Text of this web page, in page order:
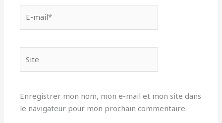
mail*
Enregistrer mon nom, mon e-mail et mon site dans
le navigateur pour mon prochain commentaire.